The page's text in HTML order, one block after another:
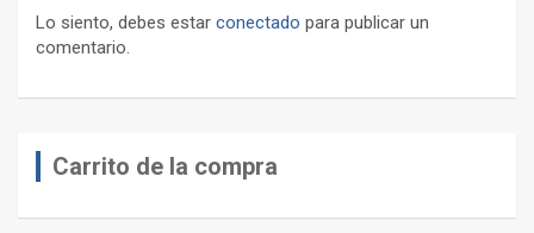
Lo siento, debes estar conectado para publicar un
comentario.
Carrito de la compra